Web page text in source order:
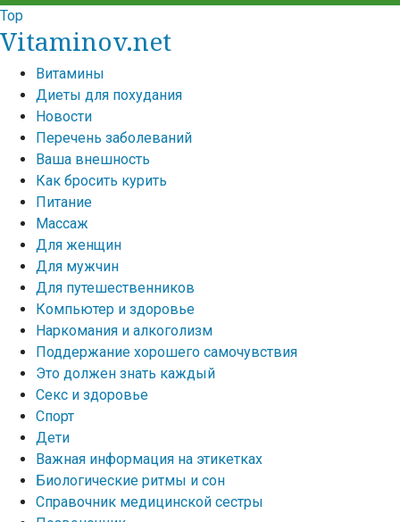
Top
Vitaminov.net
Витамины
Диеты для похудания
Новости
Перечень заболеваний
Ваша внешность
Как бросить курить
Питание
Массаж
Для женщин
Для мужчин
Для путешественников
Компьютер и здоровье
Наркомания и алкоголизм
Поддержание хорошего самочувствия
Это должен знать каждый
Секс и здоровье
Спорт
Дети
Важная информация на этикетках
Биологические ритмы и сон
Справочник медицинской сестры